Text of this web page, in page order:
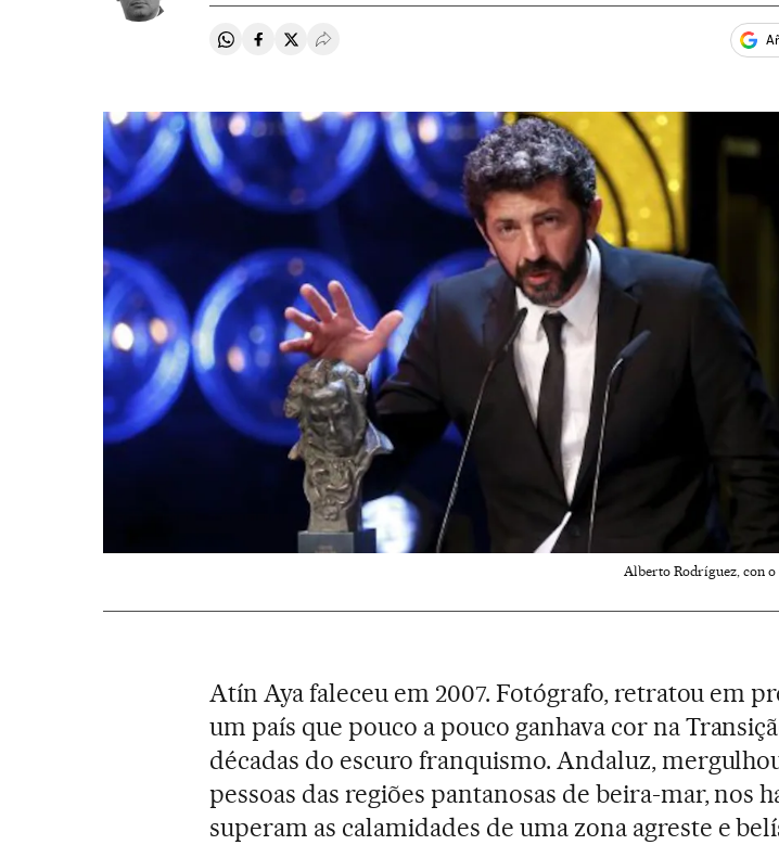
Compartir en Whatsapp
Compartir en Facebook
Compartir en Twitter
Desplegar Redes Sociales
Alberto Rodríguez, con
Atín Aya faleceu em 2007. Fotógrafo, retratou em
um país que pouco a pouco ganhava cor na
décadas do escuro franquismo. Andaluz,
pessoas das regiões pantanosas de beira-mar, nos
superam as calamidades de uma zona agreste e